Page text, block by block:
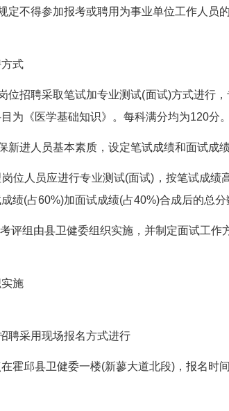
定不得参加报考或聘用为事业单位工作人员
式
位招聘采取笔试加专业测试(面试)方式进行
为《医学基础知识》。每科满分均为120分
新进人员基本素质，设定笔试成绩和面试成
位人员应进行专业测试(面试)，按笔试成
绩(占60%)加面试成绩(占40%)合成后的总分
评组由县卫健委组织实施，并制定面试工作
施
聘采用现场报名方式进行
霍邱县卫健委一楼(新蓼大道北段)，报名时